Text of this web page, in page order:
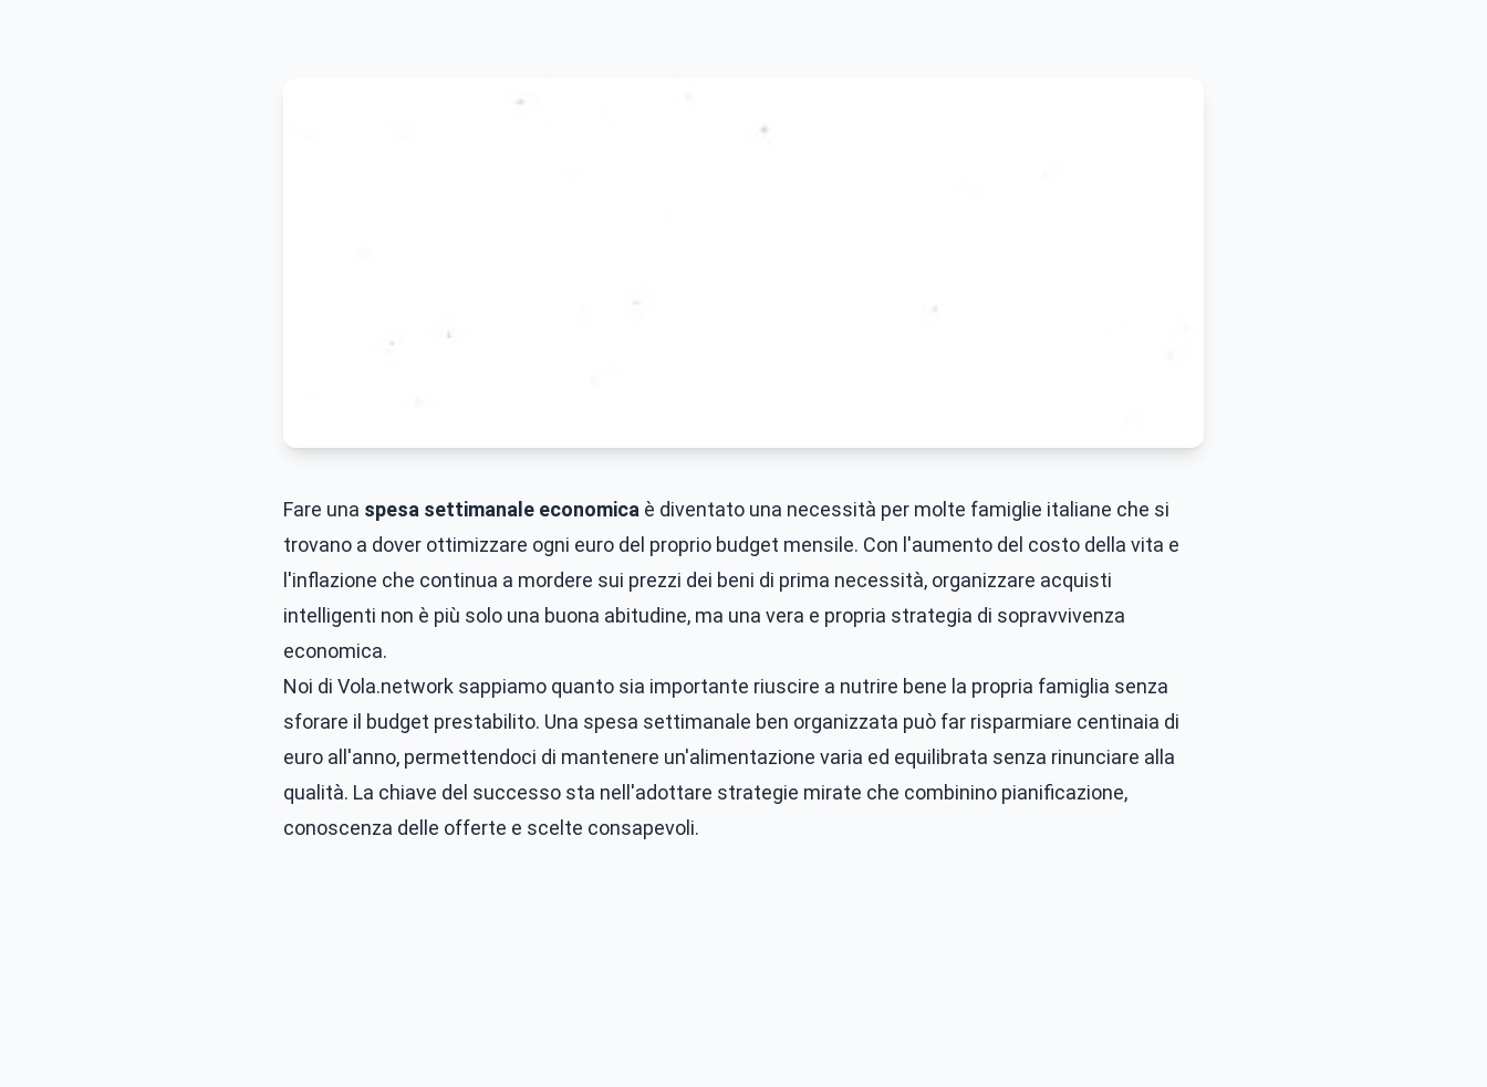
Fare una spesa settimanale economica è diventato una necessità per molte famiglie italiane che si
trovano a dover ottimizzare ogni euro del proprio budget mensile. Con l'aumento del costo della vita e
l'inflazione che continua a mordere sui prezzi dei beni di prima necessità, organizzare acquisti
intelligenti non è più solo una buona abitudine, ma una vera e propria strategia di sopravvivenza
economica.
Noi di Vola.network sappiamo quanto sia importante riuscire a nutrire bene la propria famiglia senza
sforare il budget prestabilito. Una spesa settimanale ben organizzata può far risparmiare centinaia di
euro all'anno, permettendoci di mantenere un'alimentazione varia ed equilibrata senza rinunciare alla
qualità. La chiave del successo sta nell'adottare strategie mirate che combinino pianificazione,
conoscenza delle offerte e scelte consapevoli.